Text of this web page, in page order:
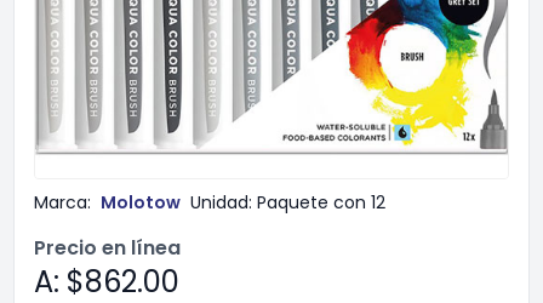
Marca: Molotow Unidad: Paquete con 12
Precio en línea
A: $862.00